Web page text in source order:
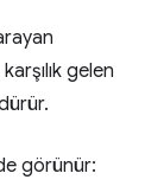
gelen
görünür: